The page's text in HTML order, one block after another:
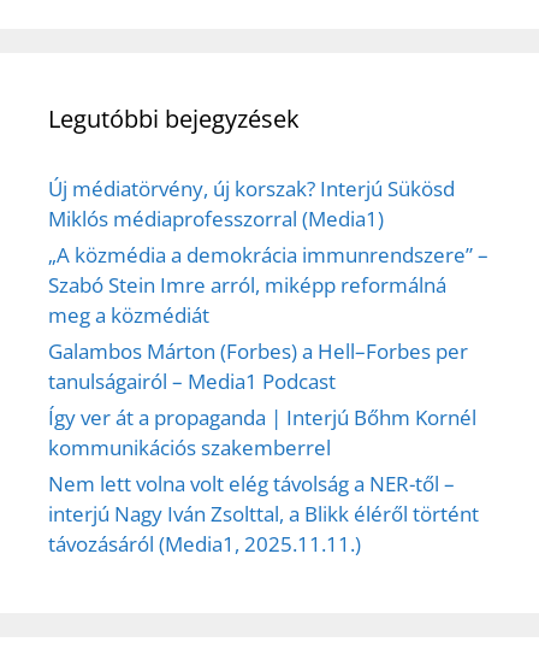
Legutóbbi bejegyzések
Új médiatörvény, új korszak? Interjú Sükösd
Miklós médiaprofesszorral (Media1)
„A közmédia a demokrácia immunrendszere” –
Szabó Stein Imre arról, miképp reformálná
meg a közmédiát
Galambos Márton (Forbes) a Hell–Forbes per
tanulságairól – Media1 Podcast
Így ver át a propaganda | Interjú Bőhm Kornél
kommunikációs szakemberrel
Nem lett volna volt elég távolság a NER-től –
interjú Nagy Iván Zsolttal, a Blikk éléről történt
távozásáról (Media1, 2025.11.11.)